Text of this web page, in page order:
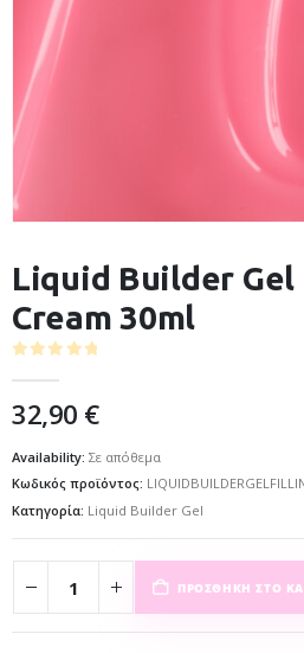
Liquid Builder
Cream 30ml
32,90 €
Availability: Σε απόθεμα
Κωδικός προϊόντος:
Κατηγορία: Liquid Builder Gel
ΠΡΟΣΘΉΚΗ ΣΤΟ